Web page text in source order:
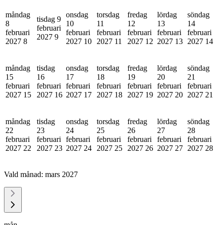
måndag
8
februari
2027 8
tisdag 9
februari
2027 9
onsdag
10
februari
2027 10
torsdag
11
februari
2027 11
fredag
12
februari
2027 12
lördag
13
februari
2027 13
söndag
14
februari
2027 14
måndag
15
februari
2027 15
tisdag
16
februari
2027 16
onsdag
17
februari
2027 17
torsdag
18
februari
2027 18
fredag
19
februari
2027 19
lördag
20
februari
2027 20
söndag
21
februari
2027 21
måndag
22
februari
2027 22
tisdag
23
februari
2027 23
onsdag
24
februari
2027 24
torsdag
25
februari
2027 25
fredag
26
februari
2027 26
lördag
27
februari
2027 27
söndag
28
februari
2027 28
Vald månad: mars 2027